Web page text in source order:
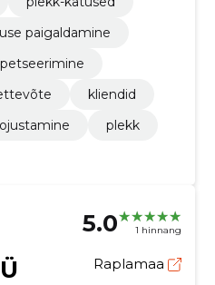
paigaldamine
kliendid
plekk
5.0 1 hinnang
Raplamaa